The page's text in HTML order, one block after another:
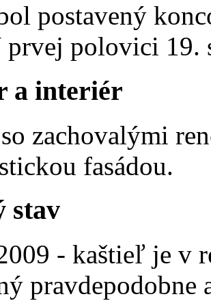
postavený
prvej polovici 19.
a interiér
zachovalými
fasádou.
stav
- kaštieľ je v
pravdepodobne